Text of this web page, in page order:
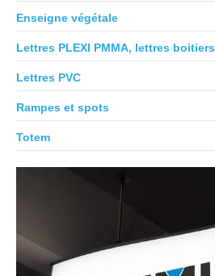
Enseigne végétale
Lettres PLEXI PMMA, lettres boitiers
Lettres PVC
Rampes et spots
Totem